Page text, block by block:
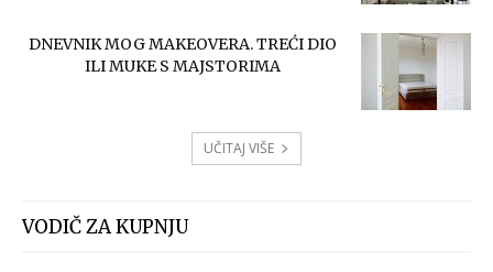
DNEVNIK MOG MAKEOVERA. TREĆI DIO
ILI MUKE S MAJSTORIMA
UČITAJ VIŠE
VODIČ ZA KUPNJU